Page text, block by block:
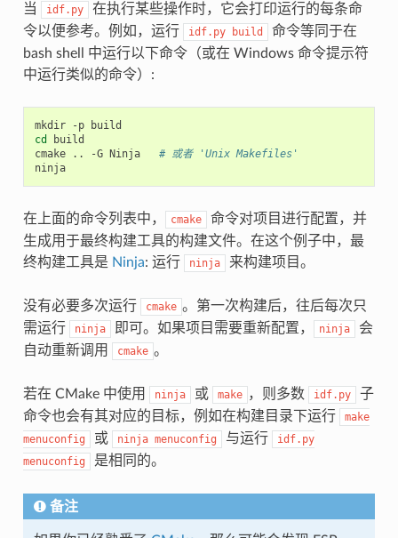
当 idf.py
在执行某些操作时，它会打印运行的每条命
令以便参考。例如，运行
idf.py build
命令等同于在
bash shell 中运行以下命令（或在 Windows 命令提示符
中运行类似的命令）:
mkdir -p
cd
build
cmake
.. -G Ninja
# 或者 'Unix Makefiles'
ninja
在上面的命令列表中， cmake
命令对项目进行配置，并
生成用于最终构建工具的构建文件。在这个例子中，最
终构建工具是 Ninja: 运行 ninja 来构建项目。
没有必要多次运行 cmake 。第一次构建后，往后每次只
需运行
ninja 即可。如果项目需要重新配置， ninja
会
自动重新调用
cmake 。
若在 CMake 中使用 ninja 或 make ，则多数 idf.py
子
命令也会有其对应的目标，例如在构建目录下运行
make
menuconfig
或 ninja menuconfig 与运行
idf.py
menuconfig
是相同的。
备注